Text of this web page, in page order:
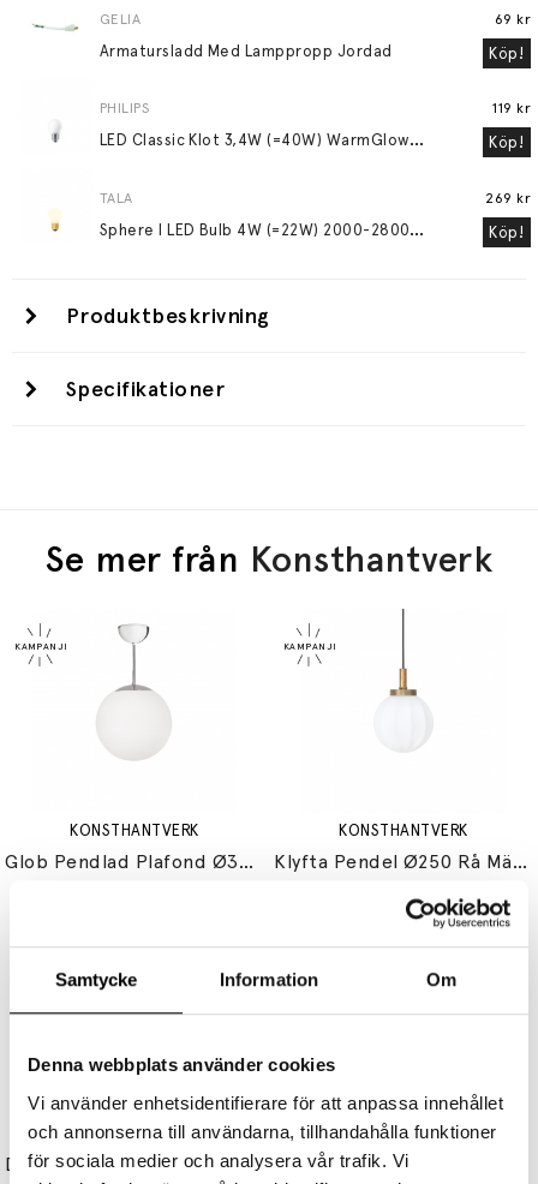
Samtycke Information Om
Denna webbplats använder cookies
Vi använder enhetsidentifierare för att anpassa innehållet
och annonserna till användarna, tillhandahålla funktioner
för sociala medier och analysera vår trafik. Vi
GELIA
Armatursladd Med Lamppropp Jordad
69 kr
Köp!
PHILIPS
L
ED Classic Klot 3,4W (=40W) WarmGlow Frostad E27
119 kr
Köp!
TALA
S
phere I LED Bulb 4W (=22W) 2000-2800K E27 Matte Porcelain
269 kr
Köp!
Produktbeskrivning
Specifikationer
Se mer från Konsthantverk
KONSTHANTVERK
Glob Pendlad Plafond Ø350 Krom/Opalglas
KONSTHANTVERK
Klyfta Pendel Ø250 Rå Mässing/Opalglas
KONSTHANTVERK
December Ljusstake 4 Ateljé Limited Edition
KONSTHANTVERK
Kant Plafond Ø550 Grå